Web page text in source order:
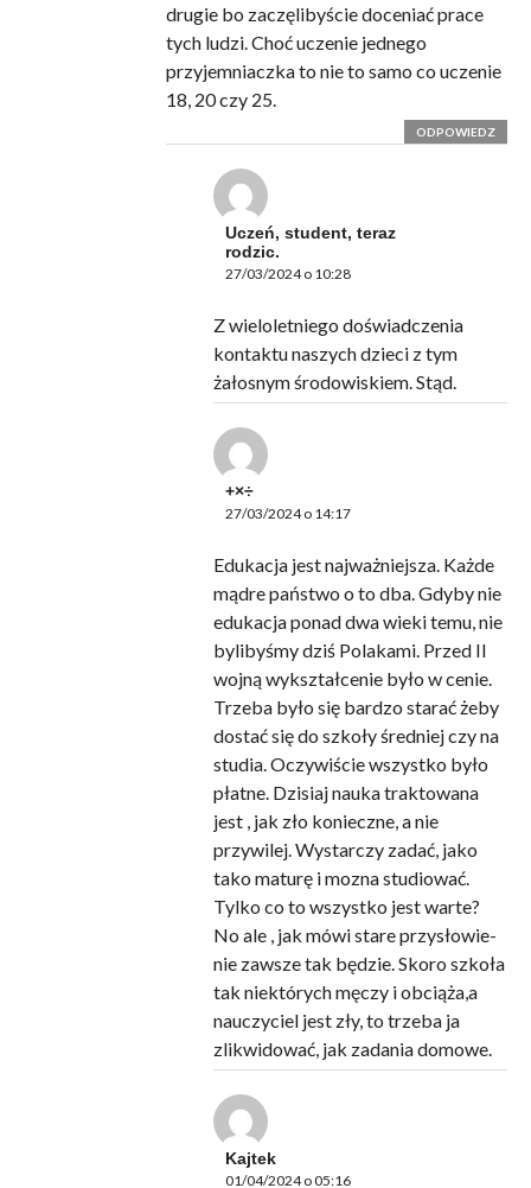
drugie bo zaczęlibyście doceniać prace
tych ludzi. Choć uczenie jednego
przyjemniaczka to nie to samo co uczenie
18, 20 czy 25.
ODPOWIEDZ
Uczeń, student, teraz
rodzic.
27/03/2024 o 10:28
Z wieloletniego doświadczenia
kontaktu naszych dzieci z tym
żałosnym środowiskiem. Stąd.
+×÷
27/03/2024 o 14:17
Edukacja jest najważniejsza. Każde
mądre państwo o to dba. Gdyby nie
edukacja ponad dwa wieki temu, nie
bylibyśmy dziś Polakami. Przed II
wojną wykształcenie było w cenie.
Trzeba było się bardzo starać żeby
dostać się do szkoły średniej czy na
studia. Oczywiście wszystko było
płatne. Dzisiaj nauka traktowana
jest , jak zło konieczne, a nie
przywilej. Wystarczy zadać, jako
tako maturę i mozna studiować.
Tylko co to wszystko jest warte?
No ale , jak mówi stare przysłowie-
nie zawsze tak będzie. Skoro szkoła
tak niektórych męczy i obciąża,a
nauczyciel jest zły, to trzeba ja
zlikwidować, jak zadania domowe.
Kajtek
01/04/2024 o 05:16